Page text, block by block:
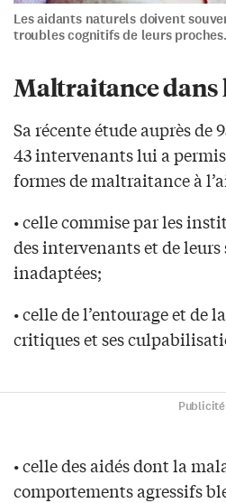
Les aidants naturels doivent
troubles cognitifs de leurs proches.
Maltraitance dans
Sa récente étude auprès de
43 intervenants lui a
formes de maltraitance à
• celle commise par les
des intervenants et de
inadaptées;
• celle de l’entourage et de
critiques et ses
Publicité
• celle des aidés dont la
comportements agressifs